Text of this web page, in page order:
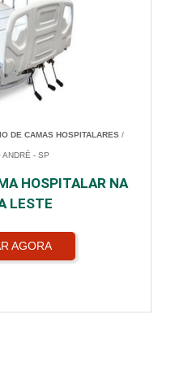
DE CAMAS HOSPITALARES /
ANDRÉ - SP
HOSPITALAR NA
LESTE
AGORA